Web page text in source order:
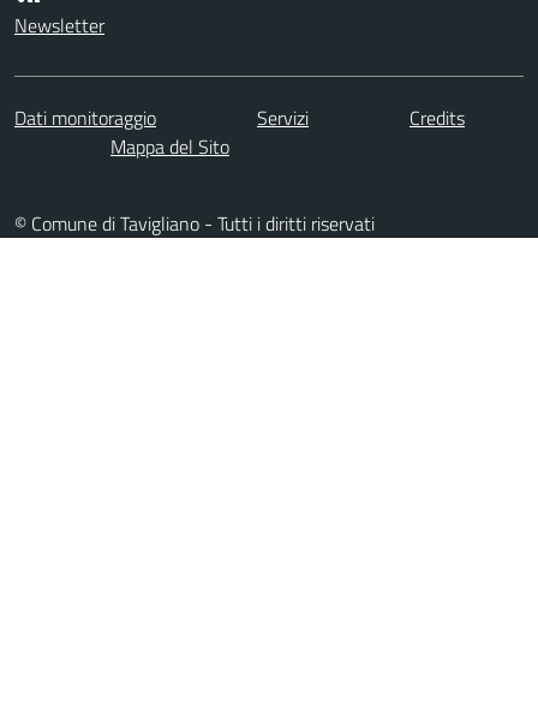
Newsletter
Dati monitoraggio Servizi
Credits
Mappa del Sito
© Comune di Tavigliano - Tutti i diritti riservati